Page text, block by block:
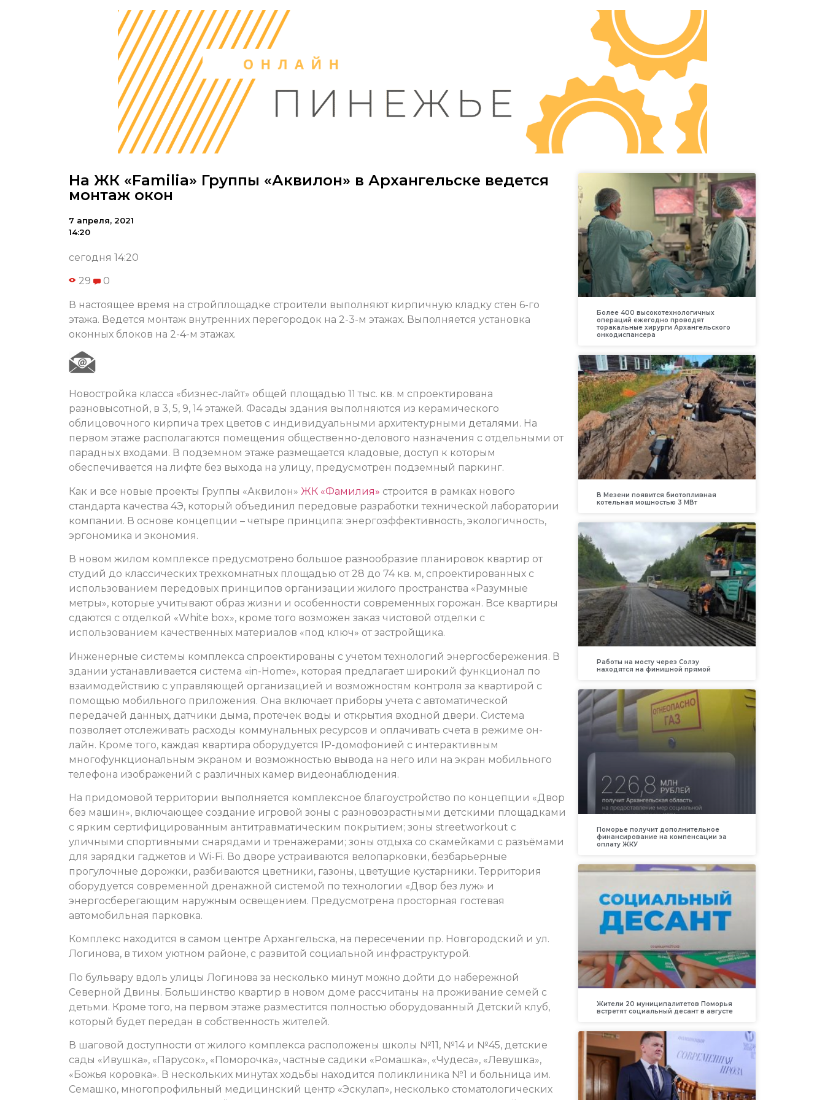
На ЖК «Familia» Группы «Аквилон» в Архангельске ведется
монтаж окон
7 апреля, 2021
14:20
сегодня 14:20
29 0
В настоящее время на стройплощадке строители выполняют кирпичную кладку стен 6-го
этажа. Ведется монтаж внутренних перегородок на 2-3-м этажах. Выполняется установка
оконных блоков на 2-4-м этажах.
Новостройка класса «бизнес-лайт» общей площадью 11 тыс. кв. м спроектирована
разновысотной, в 3, 5, 9, 14 этажей. Фасады здания выполняются из керамического
облицовочного кирпича трех цветов с индивидуальными архитектурными деталями. На
первом этаже располагаются помещения общественно-делового назначения с отдельными от
парадных входами. В подземном этаже размещается кладовые, доступ к которым
обеспечивается на лифте без выхода на улицу, предусмотрен подземный паркинг.
Как и все новые проекты Группы «Аквилон» ЖК «Фамилия» строится в рамках нового
стандарта качества 4Э, который объединил передовые разработки технической лаборатории
компании. В основе концепции – четыре принципа: энергоэффективность, экологичность,
эргономика и экономия.
В новом жилом комплексе предусмотрено большое разнообразие планировок квартир от
студий до классических трехкомнатных площадью от 28 до 74 кв. м, спроектированных с
использованием передовых принципов организации жилого пространства «Разумные
метры», которые учитывают образ жизни и особенности современных горожан. Все квартиры
сдаются с отделкой «White box», кроме того возможен заказ чистовой отделки с
использованием качественных материалов «под ключ» от застройщика.
Инженерные системы комплекса спроектированы с учетом технологий энергосбережения. В
здании устанавливается система «in-Home», которая предлагает широкий функционал по
взаимодействию с управляющей организацией и возможностям контроля за квартирой с
помощью мобильного приложения. Она включает приборы учета с автоматической
передачей данных, датчики дыма, протечек воды и открытия входной двери. Система
позволяет отслеживать расходы коммунальных ресурсов и оплачивать счета в режиме он-
лайн. Кроме того, каждая квартира оборудуется IР-домофонией с интерактивным
многофункциональным экраном и возможностью вывода на него или на экран мобильного
телефона изображений с различных камер видеонаблюдения.
На придомовой территории выполняется комплексное благоустройство по концепции «Двор
без машин», включающее создание игровой зоны с разновозрастными детскими площадками
с ярким сертифицированным антитравматическим покрытием; зоны streetworkout с
уличными спортивными снарядами и тренажерами; зоны отдыха со скамейками с разъёмами
для зарядки гаджетов и Wi-Fi. Во дворе устраиваются велопарковки, безбарьерные
прогулочные дорожки, разбиваются цветники, газоны, цветущие кустарники. Территория
оборудуется современной дренажной системой по технологии «Двор без луж» и
энергосберегающим наружным освещением. Предусмотрена просторная гостевая
автомобильная парковка.
Комплекс находится в самом центре Архангельска, на пересечении пр. Новгородский и ул.
Логинова, в тихом уютном районе, с развитой социальной инфраструктурой.
По бульвару вдоль улицы Логинова за несколько минут можно дойти до набережной
Северной Двины. Большинство квартир в новом доме рассчитаны на проживание семей с
детьми. Кроме того, на первом этаже разместится полностью оборудованный Детский клуб,
который будет передан в собственность жителей.
В шаговой доступности от жилого комплекса расположены школы №11, №14 и №45, детские
сады «Ивушка», «Парусок», «Поморочка», частные садики «Ромашка», «Чудеса», «Левушка»,
«Божья коровка». В нескольких минутах ходьбы находится поликлиника №1 и больница им.
Семашко, многопрофильный медицинский центр «Эскулап», несколько стоматологических
Более 400 высокотехнологичных
операций ежегодно проводят
торакальные хирурги Архангельского
онкодиспансера
В Мезени появится биотопливная
котельная мощностью 3 МВт
Работы на мосту через Солзу
находятся на финишной прямой
Поморье получит дополнительное
финансирование на компенсации за
оплату ЖКУ
Жители 20 муниципалитетов Поморья
встретят социальный десант в августе